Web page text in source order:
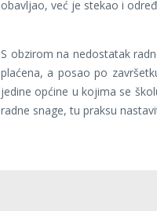
obavljao, već je stekao i
S obzirom na nedostatak
plaćena, a posao po
jedine općine u kojima se
radne snage, tu praksu